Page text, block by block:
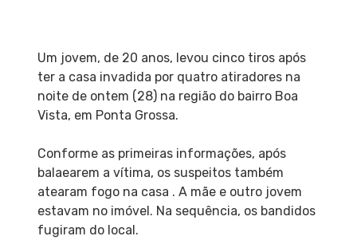
Um jovem, de 20 anos, levou cinco tiros após
ter a casa invadida por quatro atiradores na
noite de ontem (28) na região do bairro Boa
Vista, em Ponta Grossa.
Conforme as primeiras informações, após
balaearem a vítima, os suspeitos também
atearam fogo na casa . A mãe e outro jovem
estavam no imóvel. Na sequência, os bandidos
fugiram do local.